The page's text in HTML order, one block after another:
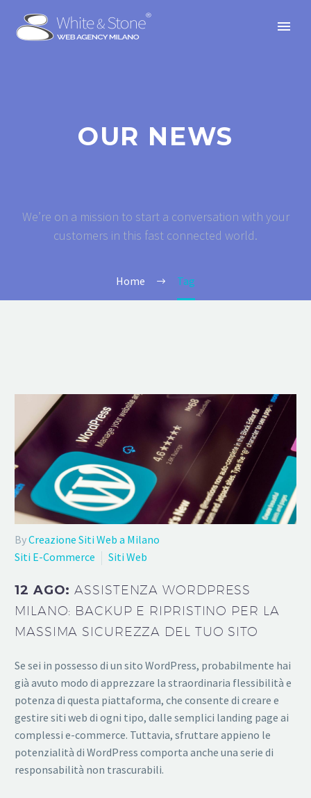
OUR NEWS
We’re on a mission to start a conversation with your
customers in this fast connected world.
Home Tag
ByCreazione Siti Web a Milano
Siti E-Commerce
Siti Web
12 AGO:ASSISTENZA WORDPRESS
MILANO: BACKUP E RIPRISTINO PER LA
MASSIMA SICUREZZA DEL TUO SITO
Se sei in possesso di un sito WordPress, probabilmente hai
già avuto modo di apprezzare la straordinaria flessibilità e
potenza di questa piattaforma, che consente di creare e
gestire siti web di ogni tipo, dalle semplici landing page ai
complessi e-commerce. Tuttavia, sfruttare appieno le
potenzialità di WordPress comporta anche una serie di
responsabilità non trascurabili.